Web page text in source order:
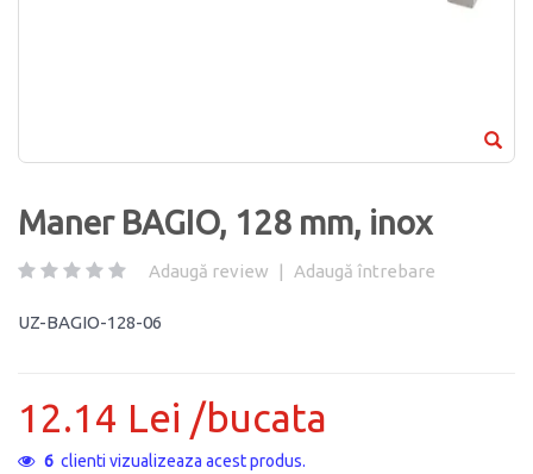
Maner BAGIO, 128 mm, inox
Adaugă review | Adaugă întrebare
UZ-BAGIO-128-06
12.14 Lei /bucata
6 clienti vizualizeaza acest produs.